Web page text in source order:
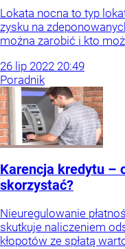
Lokata nocna to typ
zysku na
można zarobić i kto
26 lip 2022 20:49
Poradnik
Karencja kredytu –
skorzystać?
Nieuregulowanie
skutkuje naliczeniem
kłopotów ze spłatą